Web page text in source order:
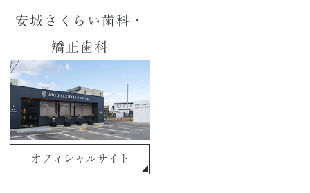
安城さくらい歯科・
矯正歯科
オフィシャルサイト